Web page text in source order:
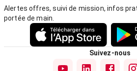
Alertes offres, suivi de mission, infos
portée de main.
Suivez-nous